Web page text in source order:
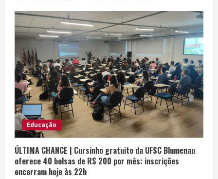
Educação
ÚLTIMA CHANCE | Cursinho gratuito da UFSC Blumenau
oferece 40 bolsas de R$ 200 por mês: inscrições
encerram hoje às 22h